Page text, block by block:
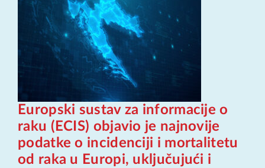
Europski sustav za informacije o
raku (ECIS) objavio je najnovije
podatke o incidenciji i mortalitetu
od raka u Europi, uključujući i